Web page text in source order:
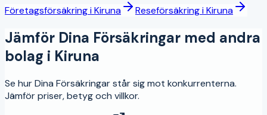
FöretagsförsäkringiKiruna ReseförsäkringiKiruna
Jämför Dina Försäkringar med andra
bolag i Kiruna
Se hurDina Försäkringarstår sig mot konkurrenterna.
Jämför priser, betyg och villkor.